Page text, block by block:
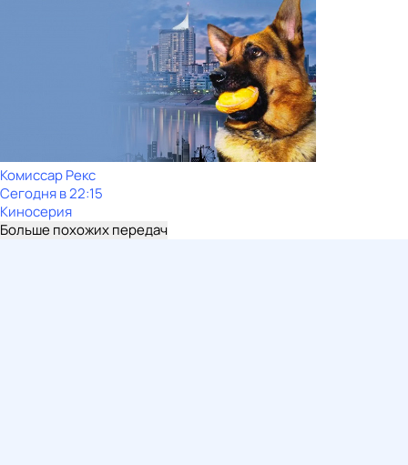
Комиссар Рекс
Сегодня в 22:15
Киносерия
Больше похожих передач